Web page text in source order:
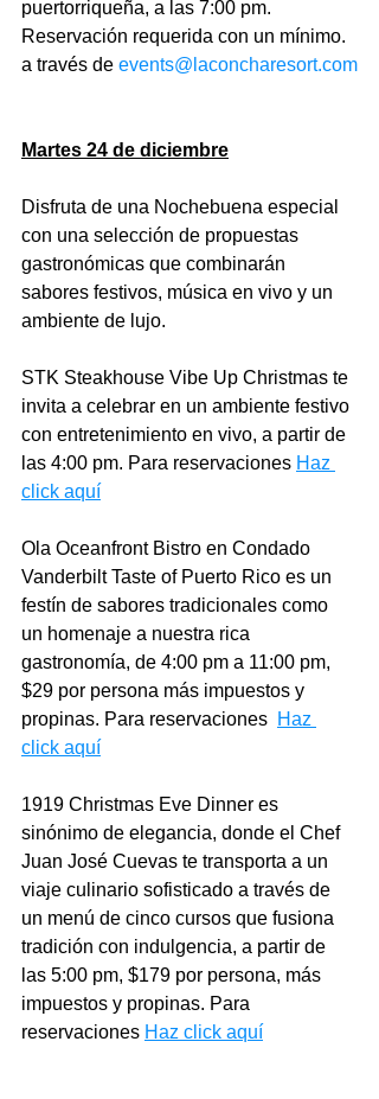
puertorriqueña, a las 7:00 pm.
Reservación requerida con un mínimo.
a través de events@laconcharesort.com
Martes 24 de diciembre
Disfruta de una Nochebuena especial
con una selección de propuestas
gastronómicas que combinarán
sabores festivos, música en vivo y un
ambiente de lujo.
STK Steakhouse Vibe Up Christmas te
invita a celebrar en un ambiente festivo
con entretenimiento en vivo, a partir de
las 4:00 pm. Para reservaciones Haz
click aquí
Ola Oceanfront Bistro en Condado
Vanderbilt Taste of Puerto Rico es un
festín de sabores tradicionales como
un homenaje a nuestra rica
gastronomía, de 4:00 pm a 11:00 pm,
$29 por persona más impuestos y
propinas. Para reservaciones Haz
click aquí
1919 Christmas Eve Dinner es
sinónimo de elegancia, donde el Chef
Juan José Cuevas te transporta a un
viaje culinario sofisticado a través de
un menú de cinco cursos que fusiona
tradición con indulgencia, a partir de
las 5:00 pm, $179 por persona, más
impuestos y propinas. Para
reservaciones Haz click aquí